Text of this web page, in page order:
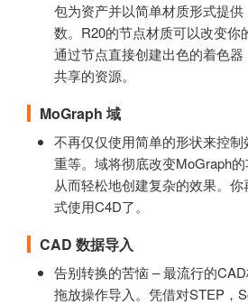
包为资产并以简单材质形式提
数。R20的节点材质可以改变你
通过节点直接创建出色的着色
共享的资源。
MoGraph 域
不再仅仅使用简单的形状来控
重等。域将彻底改变MoGraph
从而轻松地创建复杂的效果。
式使用C4D了。
CAD 数据导入
告别转换的苦恼 – 最流行的
拖放操作导入。凭借对STEP，